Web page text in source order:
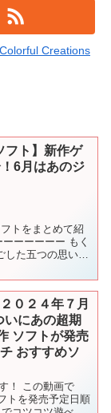
Colorful Creations
フト】新作ゲ
6月はあのジ
トをまとめて紹
ーーーーー もく
た五つの思い出
０２４年７月
いにあの超期
ソフトが発売
おすすめソ
！ この動画で
トを発売予定日順